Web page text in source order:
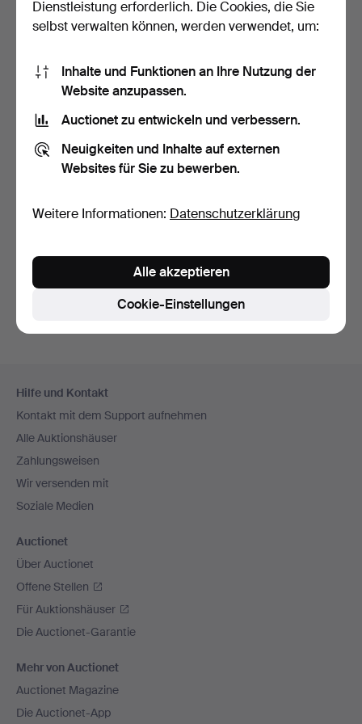
BILDER MIT VOGELMOTIV,
Gouache, signiert, …
6 Tage
Schätzwert
Beendete Auktionen aus unserem
Archivsuchen.
Navigation
Hilfe und Kontakt
Kontakt mit dem Support aufnehmen
Alle Auktionshäuser
Zahlungsweisen
Wir versenden mit
Soziale Medien
Auctionet
Über Auctionet
Offene Stellen
Für Auktionshäuser
Die Auctionet-Garantie
Mehr von Auctionet
Auctionet Magazine
Die Auctionet-App
Dienstleistung erforderlich. Die Cookies, die Sie
selbst verwalten können, werden verwendet, um:
Inhalte und Funktionen an Ihre Nutzung der
Website anzupassen.
Auctionet zu entwickeln und verbessern.
Neuigkeiten und Inhalte auf externen
Websites für Sie zu bewerben.
Weitere Informationen: Datenschutzerklärung
Cookie-Einstellungen
Alle akzeptieren